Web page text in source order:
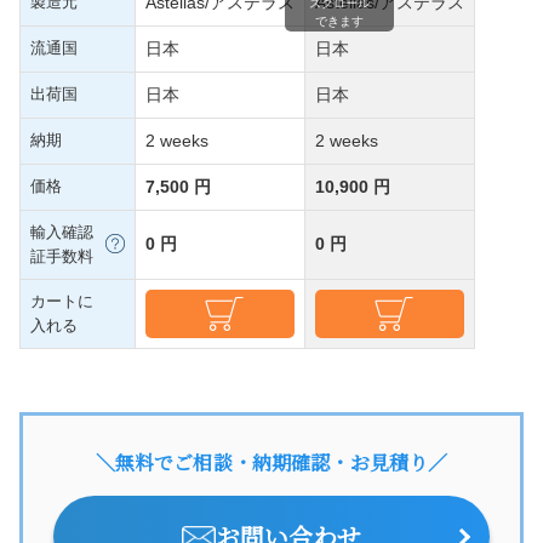
流通国 日本 日本
出荷国 日本 日本
納期 2 weeks 2 weeks
価格 7,500 円 10,900 円
輸入確認
証手数料
0 円 0 円
カートに
入れる
できます
＼無料でご相談・納期確認・お見積り／